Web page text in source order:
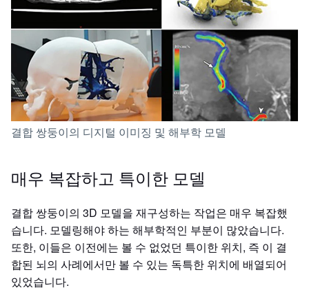
결합 쌍둥이의 디지털 이미징 및 해부학 모델
매우 복잡하고 특이한 모델
결합 쌍둥이의 3D 모델을 재구성하는 작업은 매우 복잡했
습니다. 모델링해야 하는 해부학적인 부분이 많았습니다.
또한, 이들은 이전에는 볼 수 없었던 특이한 위치, 즉 이 결
합된 뇌의 사례에서만 볼 수 있는 독특한 위치에 배열되어
있었습니다.